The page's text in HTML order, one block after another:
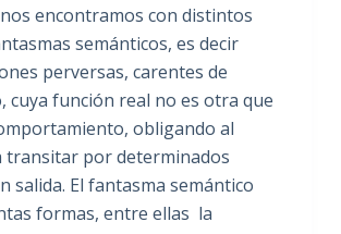
encontramos con distintos
semánticos, es decir
perversas, carentes de
cuya función real no es otra que
obligando al
transitar por determinados
salida. El fantasma semántico
formas, entre ellas la